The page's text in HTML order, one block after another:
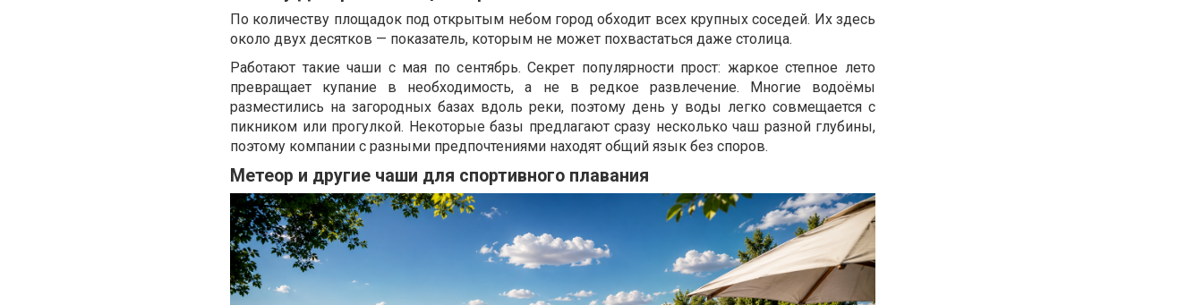
По количеству площадок под открытым небом город обходит всех крупных соседей. Их здесь
около двух десятков — показатель, которым не может похвастаться даже столица.
Работают такие чаши с мая по сентябрь. Секрет популярности прост: жаркое степное лето
превращает купание в необходимость, а не в редкое развлечение. Многие водоёмы
разместились на загородных базах вдоль реки, поэтому день у воды легко совмещается с
пикником или прогулкой. Некоторые базы предлагают сразу несколько чаш разной глубины,
поэтому компании с разными предпочтениями находят общий язык без споров.
Метеор и другие чаши для спортивного плавания